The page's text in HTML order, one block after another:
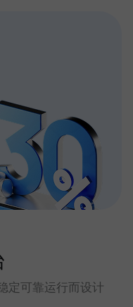
定可靠运行而设计